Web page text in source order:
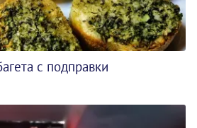
с подправки